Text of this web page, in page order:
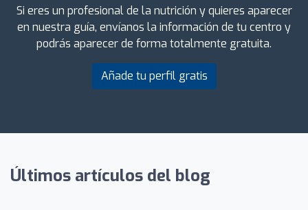
Si eres un profesional de la nutrición y quieres aparecer
en nuestra guía, envíanos la información de tu centro y
podrás aparecer de forma totalmente gratuita.
Añade tu perfil gratis
Últimos artículos del blog